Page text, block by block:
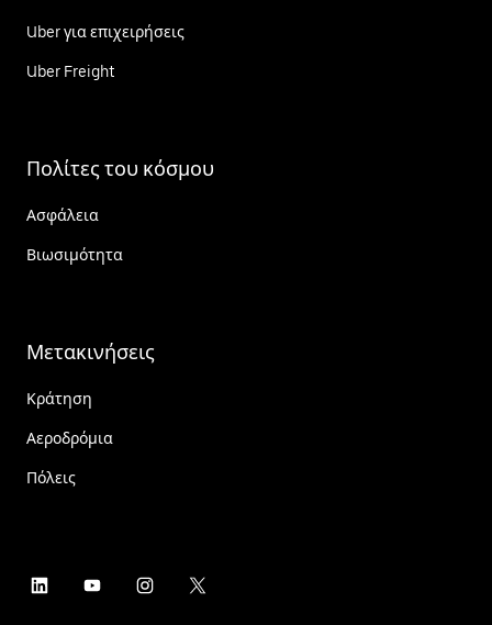
Uber για επιχειρήσεις
Uber Freight
Πολίτες του κόσμου
Ασφάλεια
Βιωσιμότητα
Μετακινήσεις
Κράτηση
Αεροδρόμια
Πόλεις